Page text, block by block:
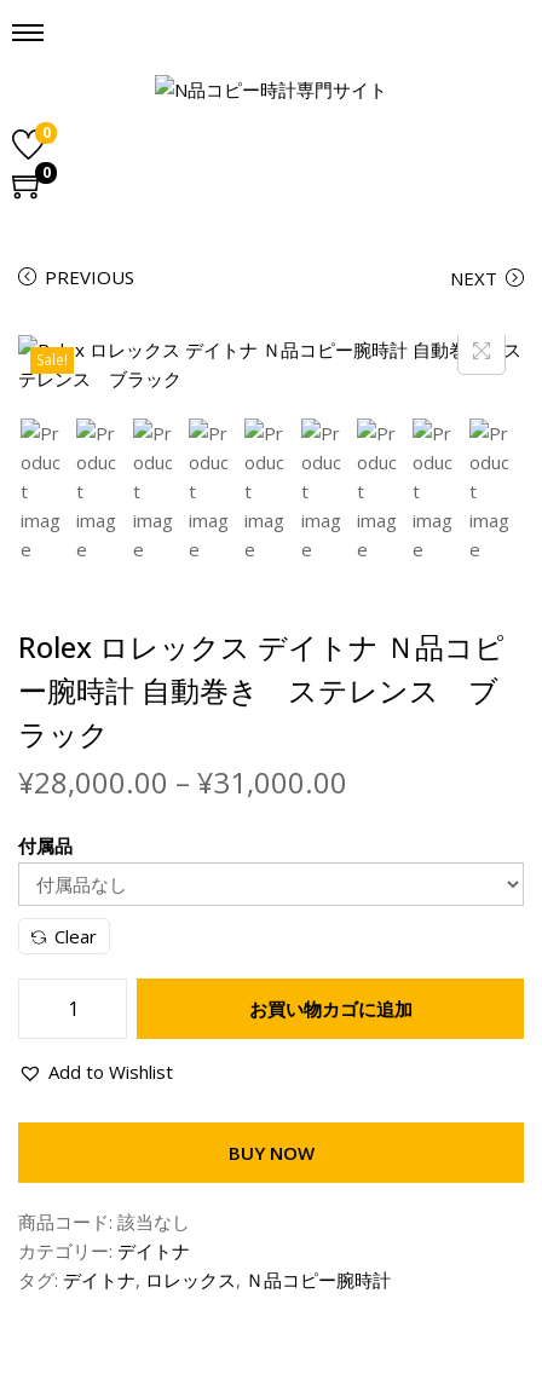
0
0
PREVIOUS NEXT
Sale!
Rolex ロレックス デイトナ Ｎ品コピ
ー腕時計 自動巻き ステレンス ブ
ラック
¥28,000.00 – ¥31,000.00
付属品
Clear
お買い物カゴに追加
Add to Wishlist
BUY NOW
商品コード: 該当なし
カテゴリー: デイトナ
タグ: デイトナ, ロレックス, Ｎ品コピー腕時計